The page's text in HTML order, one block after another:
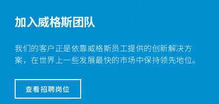
01 JANUARY 1981
VICTREX™ PEEK产品系列实现商业化
VICTREX™ PEEK聚合物产品系列（包括玻纤和碳纤
填充产品）实现商业化
加入威格斯团队
我们的客户正是依靠威格斯员工提供的创新解决方
案，在世界上一些发展最快的市场中保持领先地位。
查看招聘岗位